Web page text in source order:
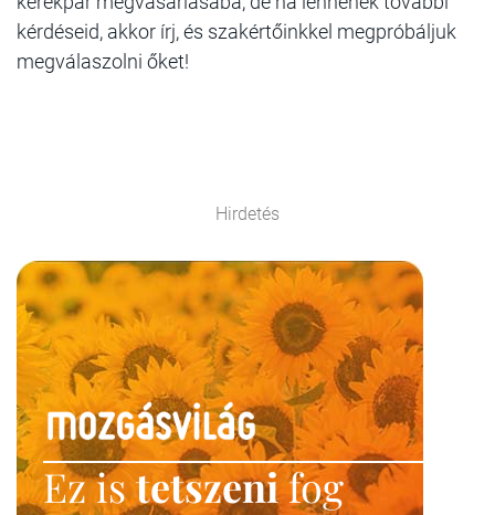
kérdéseid, akkor írj, és szakértőinkkel megpróbáljuk
megválaszolni őket!
Hirdetés
Ez istetszenifog